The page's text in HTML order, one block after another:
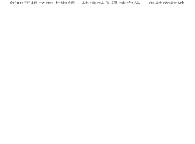
新职工提了四点期望：快速融入迅速定位、保持空杯继